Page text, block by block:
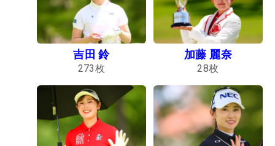
吉田 鈴
273枚
加藤 麗奈
28枚